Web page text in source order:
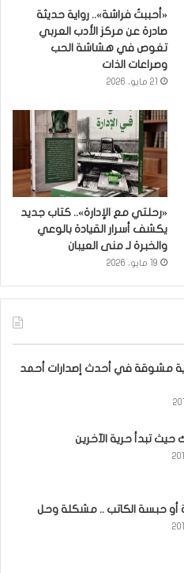
«أحببتُ فراشة».. رواية حديثة
صادرة عن مركز الأدب العربي
تغوص في هشاشة الحب
وصراعات الذات
21 مايو، 2026
«رحلتي مع الإدارة».. كتاب جديد
يكشف أسرار القيادة بالوعي
والخبرة لـ منى العيبان
19 مايو، 2026
مشوقة في أحدث إصدارات أحمد
تبدأ حرية الآخرين
أو حبسة الكاتب .. مشكلة وحل